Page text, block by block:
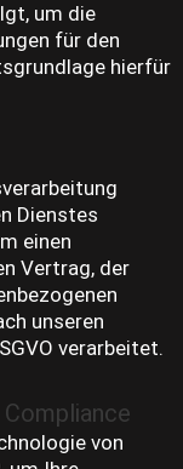
um die
für den
hierfür
Dienstes
einen
Vertrag, der
unseren
verarbeitet.
von